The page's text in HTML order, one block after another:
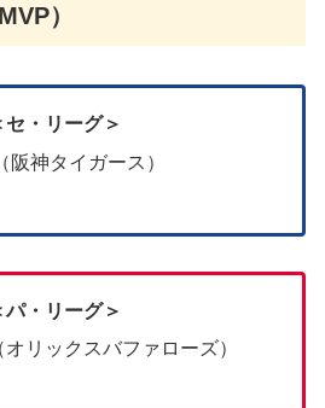
）
セ・リーグ＞
阪神タイガース）
パ・リーグ＞
リックスバファローズ）